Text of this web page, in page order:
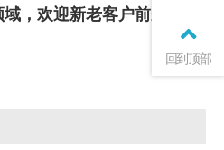
，欢迎新老客户前来洽
回到顶部